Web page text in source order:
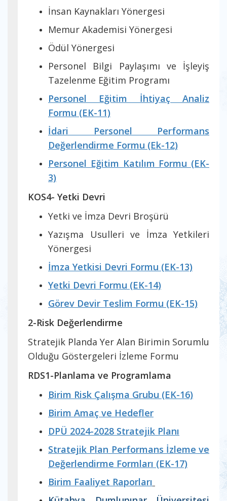
İnsan Kaynakları Yönergesi
Memur Akademisi Yönergesi
Ödül Yönergesi
Personel Bilgi Paylaşımı ve İşleyiş
Tazelenme Eğitim Programı
Personel Eğitim İhtiyaç Analiz
Formu (EK-11)
İdari Personel Performans
Değerlendirme Formu (Ek-12)
Personel Eğitim Katılım Formu (EK-
3)
KOS4- Yetki Devri
Yetki ve İmza Devri Broşürü
Yazışma Usulleri ve İmza Yetkileri
Yönergesi
İmza Yetkisi Devri Formu (EK-13)
Yetki Devri Formu (EK-14)
Görev Devir Teslim Formu (EK-15)
2-Risk Değerlendirme
Stratejik Planda Yer Alan Birimin Sorumlu
Olduğu Göstergeleri İzleme Formu
RDS1-Planlama ve Programlama
Birim Risk Çalışma Grubu (EK-16)
Birim Amaç ve Hedefler
DPÜ 2024-2028 Stratejik Planı
Stratejik Plan Performans İzleme ve
Değerlendirme Formları (EK-17)
Birim Faaliyet Raporları